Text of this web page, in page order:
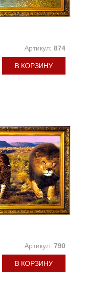
Артикул: 874
В КОРЗИНУ
Артикул: 790
В КОРЗИНУ